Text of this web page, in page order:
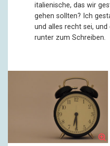
italienische, das wir
gehen sollten? Ich
und alles recht sei,
runter zum Schreiben.